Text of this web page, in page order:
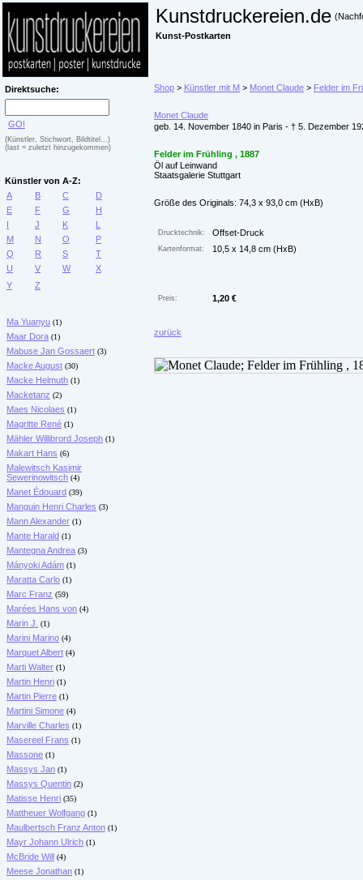
Kunstdruckereien.de
Kunst-Postkarten
Direktsuche:
GO!
(Künstler, Stichwort, Bildtitel...)
(last = zuletzt hinzugekommen)
Künstler von A-Z:
A
B C
D
E
F G
H
I
J K
L
M
N O
P
Q
R S
T
U
V W
X
Y
Z
Ma Yuanyu (1)
Maar Dora (1)
Mabuse Jan Gossaert (3)
Macke August (30)
Macke Helmuth (1)
Macketanz (2)
Maes Nicolaes (1)
Magritte René (1)
Mähler Willibrord Joseph (1)
Makart Hans (6)
Malewitsch Kasimir
Sewerinowitsch (4)
Manet Édouard (39)
Manguin Henri Charles (3)
Mann Alexander (1)
Mante Harald (1)
Mantegna Andrea (3)
Mányoki Adám (1)
Maratta Carlo (1)
Marc Franz (59)
Marées Hans von (4)
Marin J. (1)
Marini Marino (4)
Marquet Albert (4)
Marti Walter (1)
Martin Henri (1)
Martin Pierre (1)
Martini Simone (4)
Marville Charles (1)
Masereel Frans (1)
Massone (1)
Massys Jan (1)
Massys Quentin (2)
Matisse Henri (35)
Mattheuer Wolfgang (1)
Maulbertsch Franz Anton (1)
Mayr Johann Ulrich (1)
McBride Will (4)
Meese Jonathan (1)
Shop > Künstler mit M > Monet Claude > Felder im
Monet Claude
geb. 14. November 1840 in Paris - † 5. Dezember
Felder im Frühling , 1887
Öl auf Leinwand
Staatsgalerie Stuttgart
Größe des Originals: 74,3 x 93,0 cm (HxB)
Drucktechnik: Offset-Druck
Kartenformat: 10,5 x 14,8 cm (HxB)
Preis: 1,20 €
zurück